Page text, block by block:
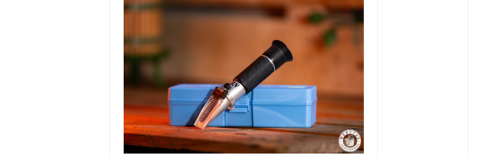
Limpezire și îmbuteliere
Accesorii aparate de filtrare